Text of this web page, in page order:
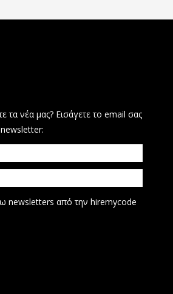
τα νέα μας? Εισάγετε το email σας
newsletter:
newsletters από την hiremycode